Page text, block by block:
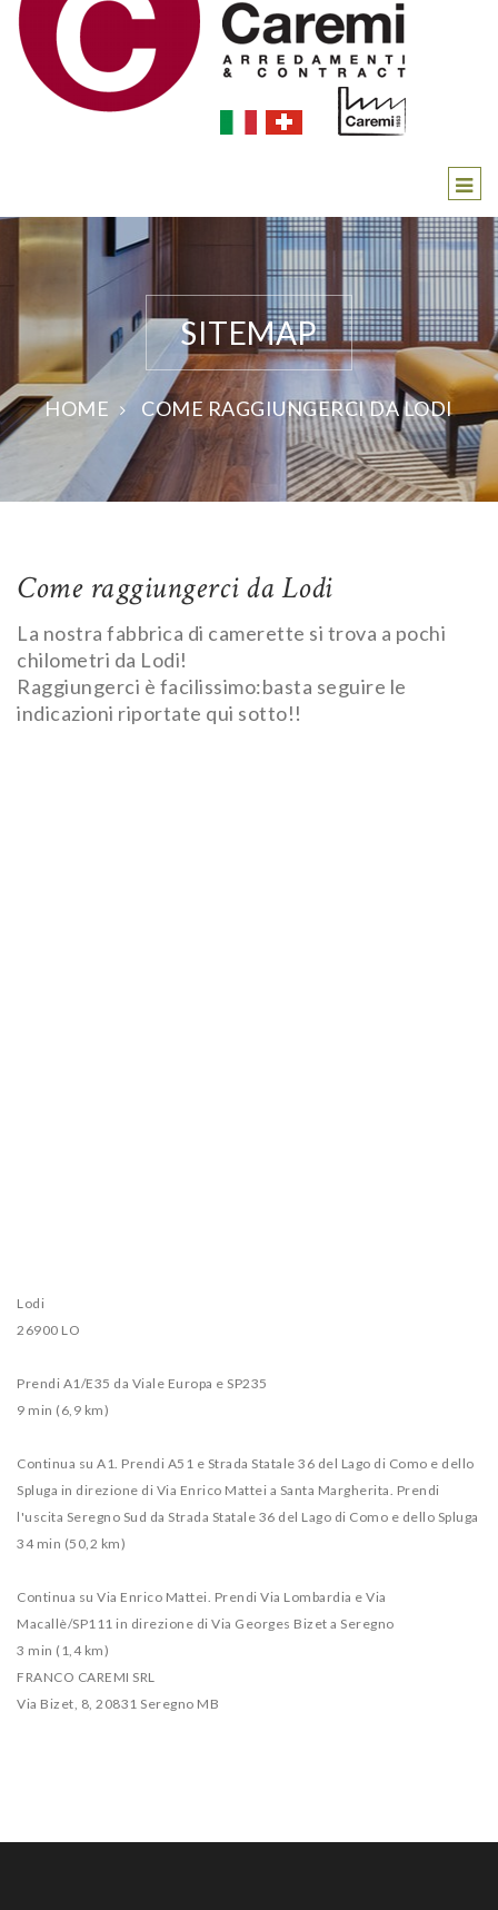
SITEMAP
HOME COME RAGGIUNGERCI DA LODI
Come raggiungerci da Lodi
La nostra fabbrica di camerette si trova a pochi
chilometri da Lodi!
Raggiungerci è facilissimo:basta seguire le
indicazioni riportate qui sotto!!
Lodi
26900 LO
Prendi A1/E35 da Viale Europa e SP235
9 min (6,9 km)
Continua su A1. Prendi A51 e Strada Statale 36 del Lago di Como e dello
Spluga in direzione di Via Enrico Mattei a Santa Margherita. Prendi
l'uscita Seregno Sud da Strada Statale 36 del Lago di Como e dello Spluga
34 min (50,2 km)
Continua su Via Enrico Mattei. Prendi Via Lombardia e Via
Macallè/SP111 in direzione di Via Georges Bizet a Seregno
3 min (1,4 km)
FRANCO CAREMI SRL
Via Bizet, 8, 20831 Seregno MB